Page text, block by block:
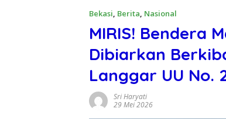
Bekasi, Berita, Nasional
MIRIS! Bendera
Dibiarkan
Langgar UU No.
Sri Haryati
29 Mei 2026